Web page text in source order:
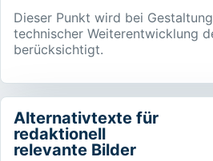
Dieser Punkt wird bei
technischer Weiterentwicklung
berücksichtigt.
Alternativtexte für
redaktionell
relevante Bilder